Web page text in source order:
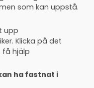
som kan uppstå.
upp
Klicka på det
hjälp
ha fastnat i